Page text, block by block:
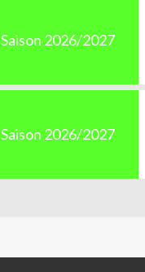
Saison 2026/2027
Saison 2026/2027